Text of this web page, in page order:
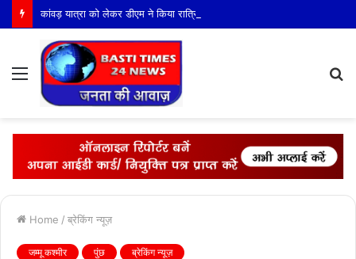
कांवड़ यात्रा को लेकर डीएम ने किया रात्रिकालीन निरीक्षण
Menu
Home / ब्रेकिंग न्यूज़
जम्मू कश्मीर पुंछ ब्रेकिंग न्यूज़